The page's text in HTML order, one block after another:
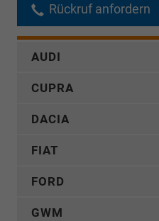
Rückruf anfordern
AUDI
CUPRA
DACIA
FIAT
FORD
GWM